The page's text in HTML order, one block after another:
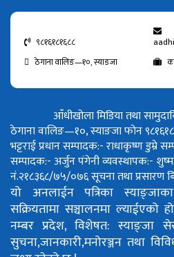
९८१६१८१६८८
ठेगाना वालिङ—१०, स्याङजा
आँधीखोला मिडिया तथा
ठेगाना वालिङ—१०, स्याङजा फोन
भट्टराईप्रधान सम्पादक:- राधाकृष्ण डुम्रे
सम्पादक:- अर्जुन पंगेनीव्यवस्थापक:-
नं.२१८३६८/७५/०७६सूचना तथा प्रसारण
यो अनलाईन पत्रिका
सक्रियतामा सञ्चालनमा ल्याईएको
नम्बर प्रदेश, विशेषत: स्याङ्जा
सुचना,जानकारी,मनोरञ्जन तथा